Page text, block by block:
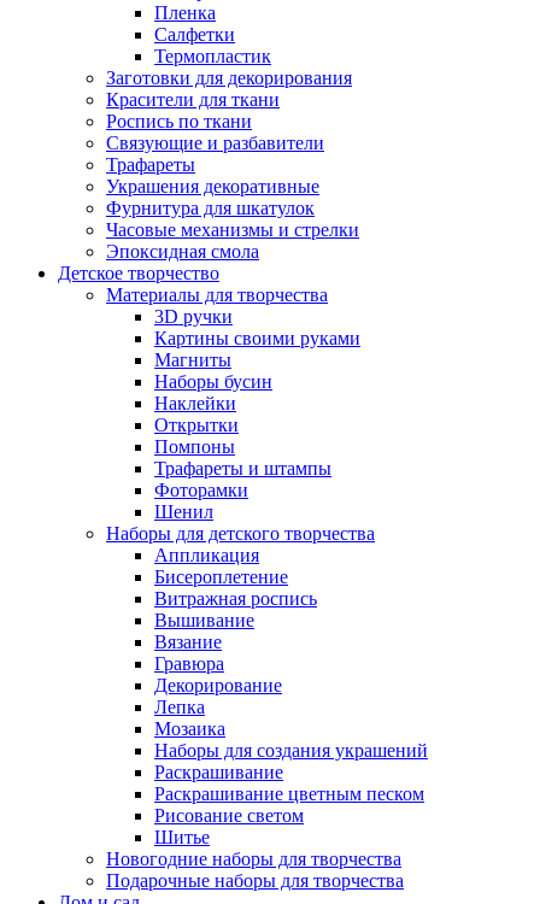
Пленка
Салфетки
Термопластик
Заготовки для декорирования
Красители для ткани
Роспись по ткани
Связующие и разбавители
Трафареты
Украшения декоративные
Фурнитура для шкатулок
Часовые механизмы и стрелки
Эпоксидная смола
Детское творчество
Материалы для творчества
3D ручки
Картины своими руками
Магниты
Наборы бусин
Наклейки
Открытки
Помпоны
Трафареты и штампы
Фоторамки
Шенил
Наборы для детского творчества
Аппликация
Бисероплетение
Витражная роспись
Вышивание
Вязание
Гравюра
Декорирование
Лепка
Мозаика
Наборы для создания украшений
Раскрашивание
Раскрашивание цветным песком
Рисование светом
Шитье
Новогодние наборы для творчества
Подарочные наборы для творчества